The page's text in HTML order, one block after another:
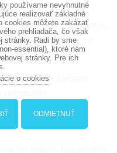
kooperatívnych alebo
Time’s Up!, Codenames,
úloh alebo hry so
vyhovuje – a zároveň
používame nevyhnutné
realizovať základné
cookies môžete zakázať
prehliadača, čo však
stránky. Radi by sme
essential), ktoré nám
stránky. Pre ich
o cookies
ODMIETNUŤ